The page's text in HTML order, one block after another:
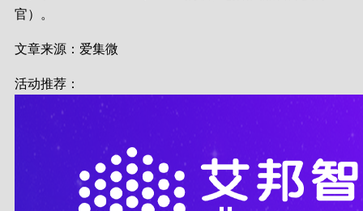
官）。
文章来源：爱集微
活动推荐：